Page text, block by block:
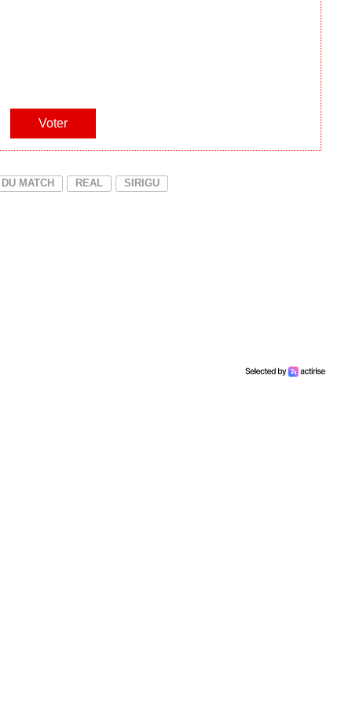
MATCH REAL SIRIGU